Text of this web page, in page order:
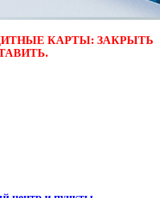
КАРТЫ: ЗАКРЫТЬ